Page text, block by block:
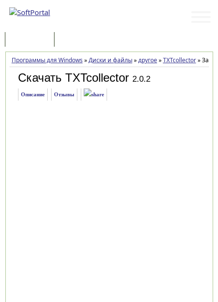
Программы для Windows »Диски и файлы»другое»TXTcollector»
Скачать TXTcollector 2.0.2
Описание Отзывы